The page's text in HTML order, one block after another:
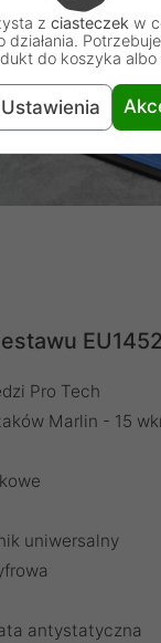
Pro Tech
Marlin - 15
uniwersalny
antystatyczna
z ciasteczek w
działania.
do koszyka albo
Ustawienia